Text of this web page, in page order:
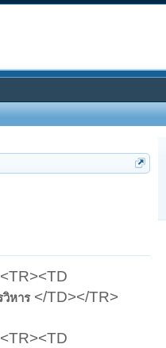
วิหาร</TD></TR>